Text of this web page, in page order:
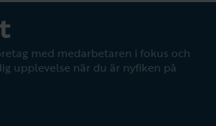
med medarbetaren i fokus och
upplevelse när du är nyfiken på